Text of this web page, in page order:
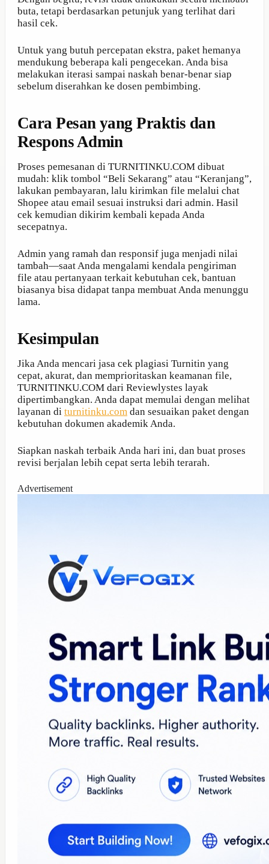
buta, tetapi berdasarkan petunjuk yang terlihat dari
hasil cek.
Untuk yang butuh percepatan ekstra, paket hemanya
mendukung beberapa kali pengecekan. Anda bisa
melakukan iterasi sampai naskah benar-benar siap
sebelum diserahkan ke dosen pembimbing.
Cara Pesan yang Praktis dan
Respons Admin
Proses pemesanan di TURNITINKU.COM dibuat
mudah: klik tombol “Beli Sekarang” atau “Keranjang”,
lakukan pembayaran, lalu kirimkan file melalui chat
Shopee atau email sesuai instruksi dari admin. Hasil
cek kemudian dikirim kembali kepada Anda
secepatnya.
Admin yang ramah dan responsif juga menjadi nilai
tambah—saat Anda mengalami kendala pengiriman
file atau pertanyaan terkait kebutuhan cek, bantuan
biasanya bisa didapat tanpa membuat Anda menunggu
lama.
Kesimpulan
Jika Anda mencari jasa cek plagiasi Turnitin yang
cepat, akurat, dan memprioritaskan keamanan file,
TURNITINKU.COM dari Reviewlystes layak
dipertimbangkan. Anda dapat memulai dengan melihat
layanan di turnitinku.com dan sesuaikan paket dengan
kebutuhan dokumen akademik Anda.
Siapkan naskah terbaik Anda hari ini, dan buat proses
revisi berjalan lebih cepat serta lebih terarah.
Advertisement